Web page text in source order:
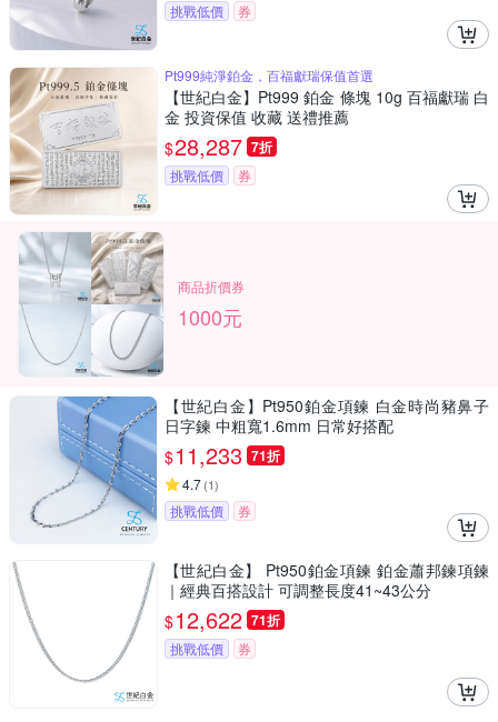
挑戰低價 券
Pt999純淨鉑金，百福獻瑞保值首選
【世紀白金】Pt999 鉑金 條塊 10g 百福獻瑞 白
金 投資保值 收藏 送禮推薦
$28,287 7折
挑戰低價 券
商品折價券
1000元
【世紀白金】Pt950鉑金項鍊 白金時尚豬鼻子
日字鍊 中粗寬1.6mm 日常好搭配
$11,233 71折
4.7(1)
挑戰低價 券
【世紀白金】 Pt950鉑金項鍊 鉑金蕭邦鍊項鍊
｜經典百搭設計 可調整長度41~43公分
$12,622 71折
挑戰低價 券